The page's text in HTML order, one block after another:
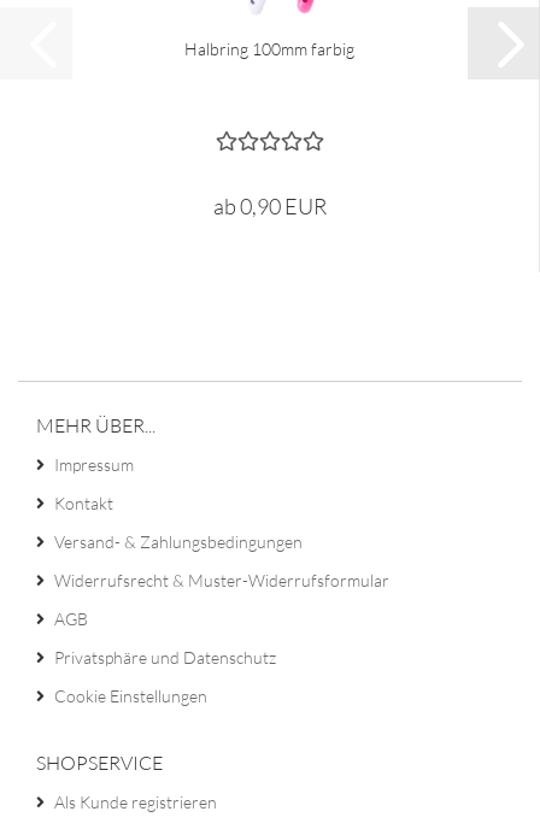
Halbring 100mm farbig
ab 0,90 EUR
MEHR ÜBER...
Impressum
Kontakt
Versand- & Zahlungsbedingungen
Widerrufsrecht & Muster-Widerrufsformular
AGB
Privatsphäre und Datenschutz
Cookie Einstellungen
SHOPSERVICE
Als Kunde registrieren